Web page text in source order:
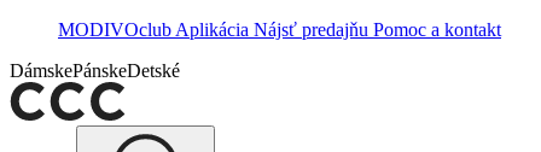
MODIVOclub Aplikácia Nájsť predajňu Pomoc a kontakt
DámskePánskeDetské